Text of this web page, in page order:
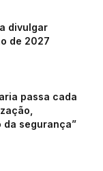
a divulgar
de 2027
passa cada
segurança”